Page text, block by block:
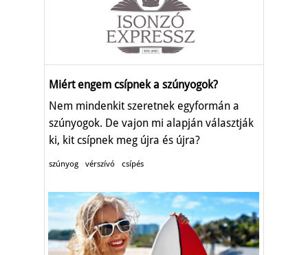
Miért engem csípnek a szúnyogok?
Nem mindenkit szeretnek egyformán a
szúnyogok. De vajon mi alapján választják
ki, kit csípnek meg újra és újra?
szúnyog vérszívó csípés